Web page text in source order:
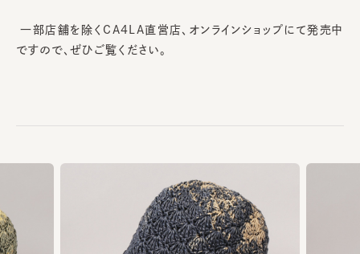
一部店舗を除くCA4LA直営店、オンラインショップにて発売中
ですので、ぜひご覧ください。